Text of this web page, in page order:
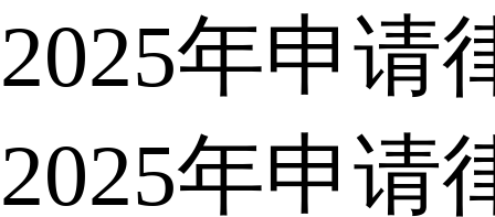
2025年申请
2025年申请